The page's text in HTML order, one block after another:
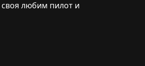
своя любим пилот и